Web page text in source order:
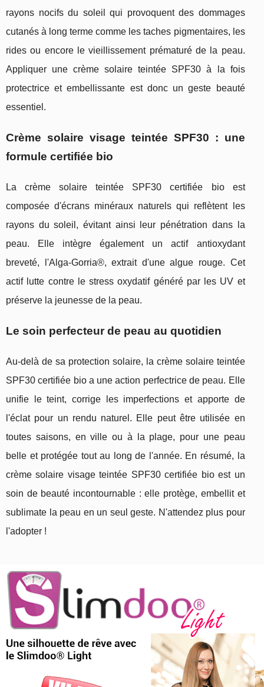
rayons nocifs du soleil qui provoquent des dommages
cutanés à long terme comme les taches pigmentaires, les
rides ou encore le vieillissement prématuré de la peau.
Appliquer une crème solaire teintée SPF30 à la fois
protectrice et embellissante est donc un geste beauté
essentiel.
Crème solaire visage teintée SPF30 : une
formule certifiée bio
La crème solaire teintée SPF30 certifiée bio est
composée d'écrans minéraux naturels qui reflètent les
rayons du soleil, évitant ainsi leur pénétration dans la
peau. Elle intègre également un actif antioxydant
breveté, l'Alga-Gorria®, extrait d'une algue rouge. Cet
actif lutte contre le stress oxydatif généré par les UV et
préserve la jeunesse de la peau.
Le soin perfecteur de peau au quotidien
Au-delà de sa protection solaire, la crème solaire teintée
SPF30 certifiée bio a une action perfectrice de peau. Elle
unifie le teint, corrige les imperfections et apporte de
l'éclat pour un rendu naturel. Elle peut être utilisée en
toutes saisons, en ville ou à la plage, pour une peau
belle et protégée tout au long de l'année. En résumé, la
crème solaire visage teintée SPF30 certifiée bio est un
soin de beauté incontournable : elle protège, embellit et
sublimate la peau en un seul geste. N'attendez plus pour
l'adopter !